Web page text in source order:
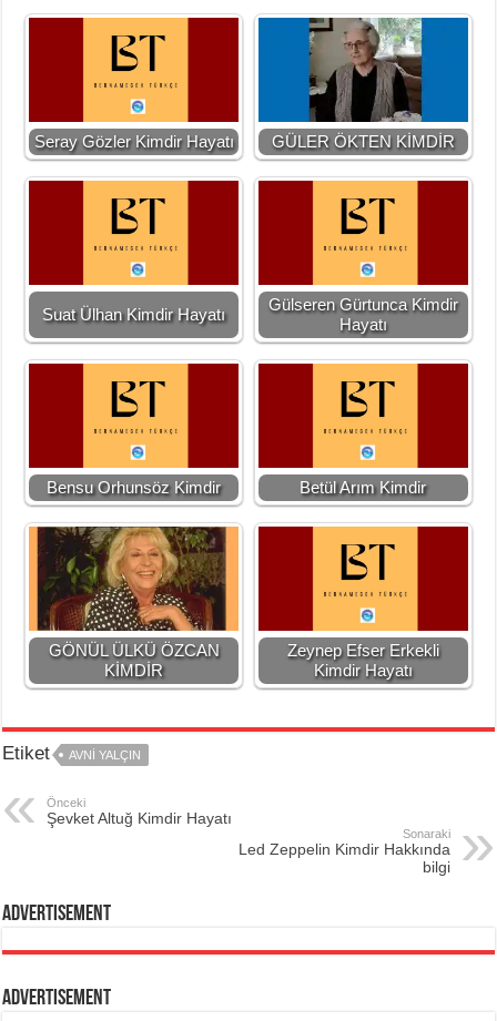
Seray Gözler Kimdir Hayatı GÜLER ÖKTEN KİMDİR
Suat Ülhan Kimdir Hayatı
Gülseren Gürtunca Kimdir
Hayatı
Bensu Orhunsöz Kimdir Betül Arım Kimdir
GÖNÜL ÜLKÜ ÖZCAN
KİMDİR
Zeynep Efser Erkekli
Kimdir Hayatı
Etiket AVNI YALÇIN
Önceki
Şevket Altuğ Kimdir Hayatı
Sonaraki
Led Zeppelin Kimdir Hakkında
bilgi
Advertisement
Advertisement